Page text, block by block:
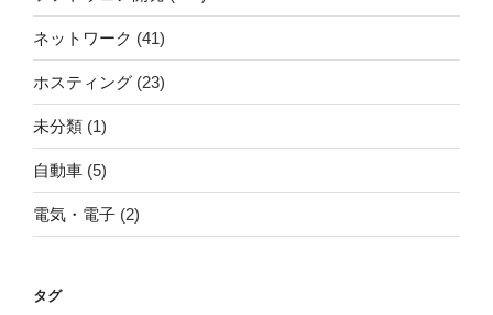
ネットワーク (41)
ホスティング (23)
未分類 (1)
自動車 (5)
電気・電子 (2)
タグ